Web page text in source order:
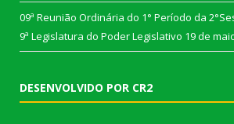
09ª Reunião Ordinária do 1° Período da
9ª Legislatura do Poder Legislativo 19 de
DESENVOLVIDO POR CR2